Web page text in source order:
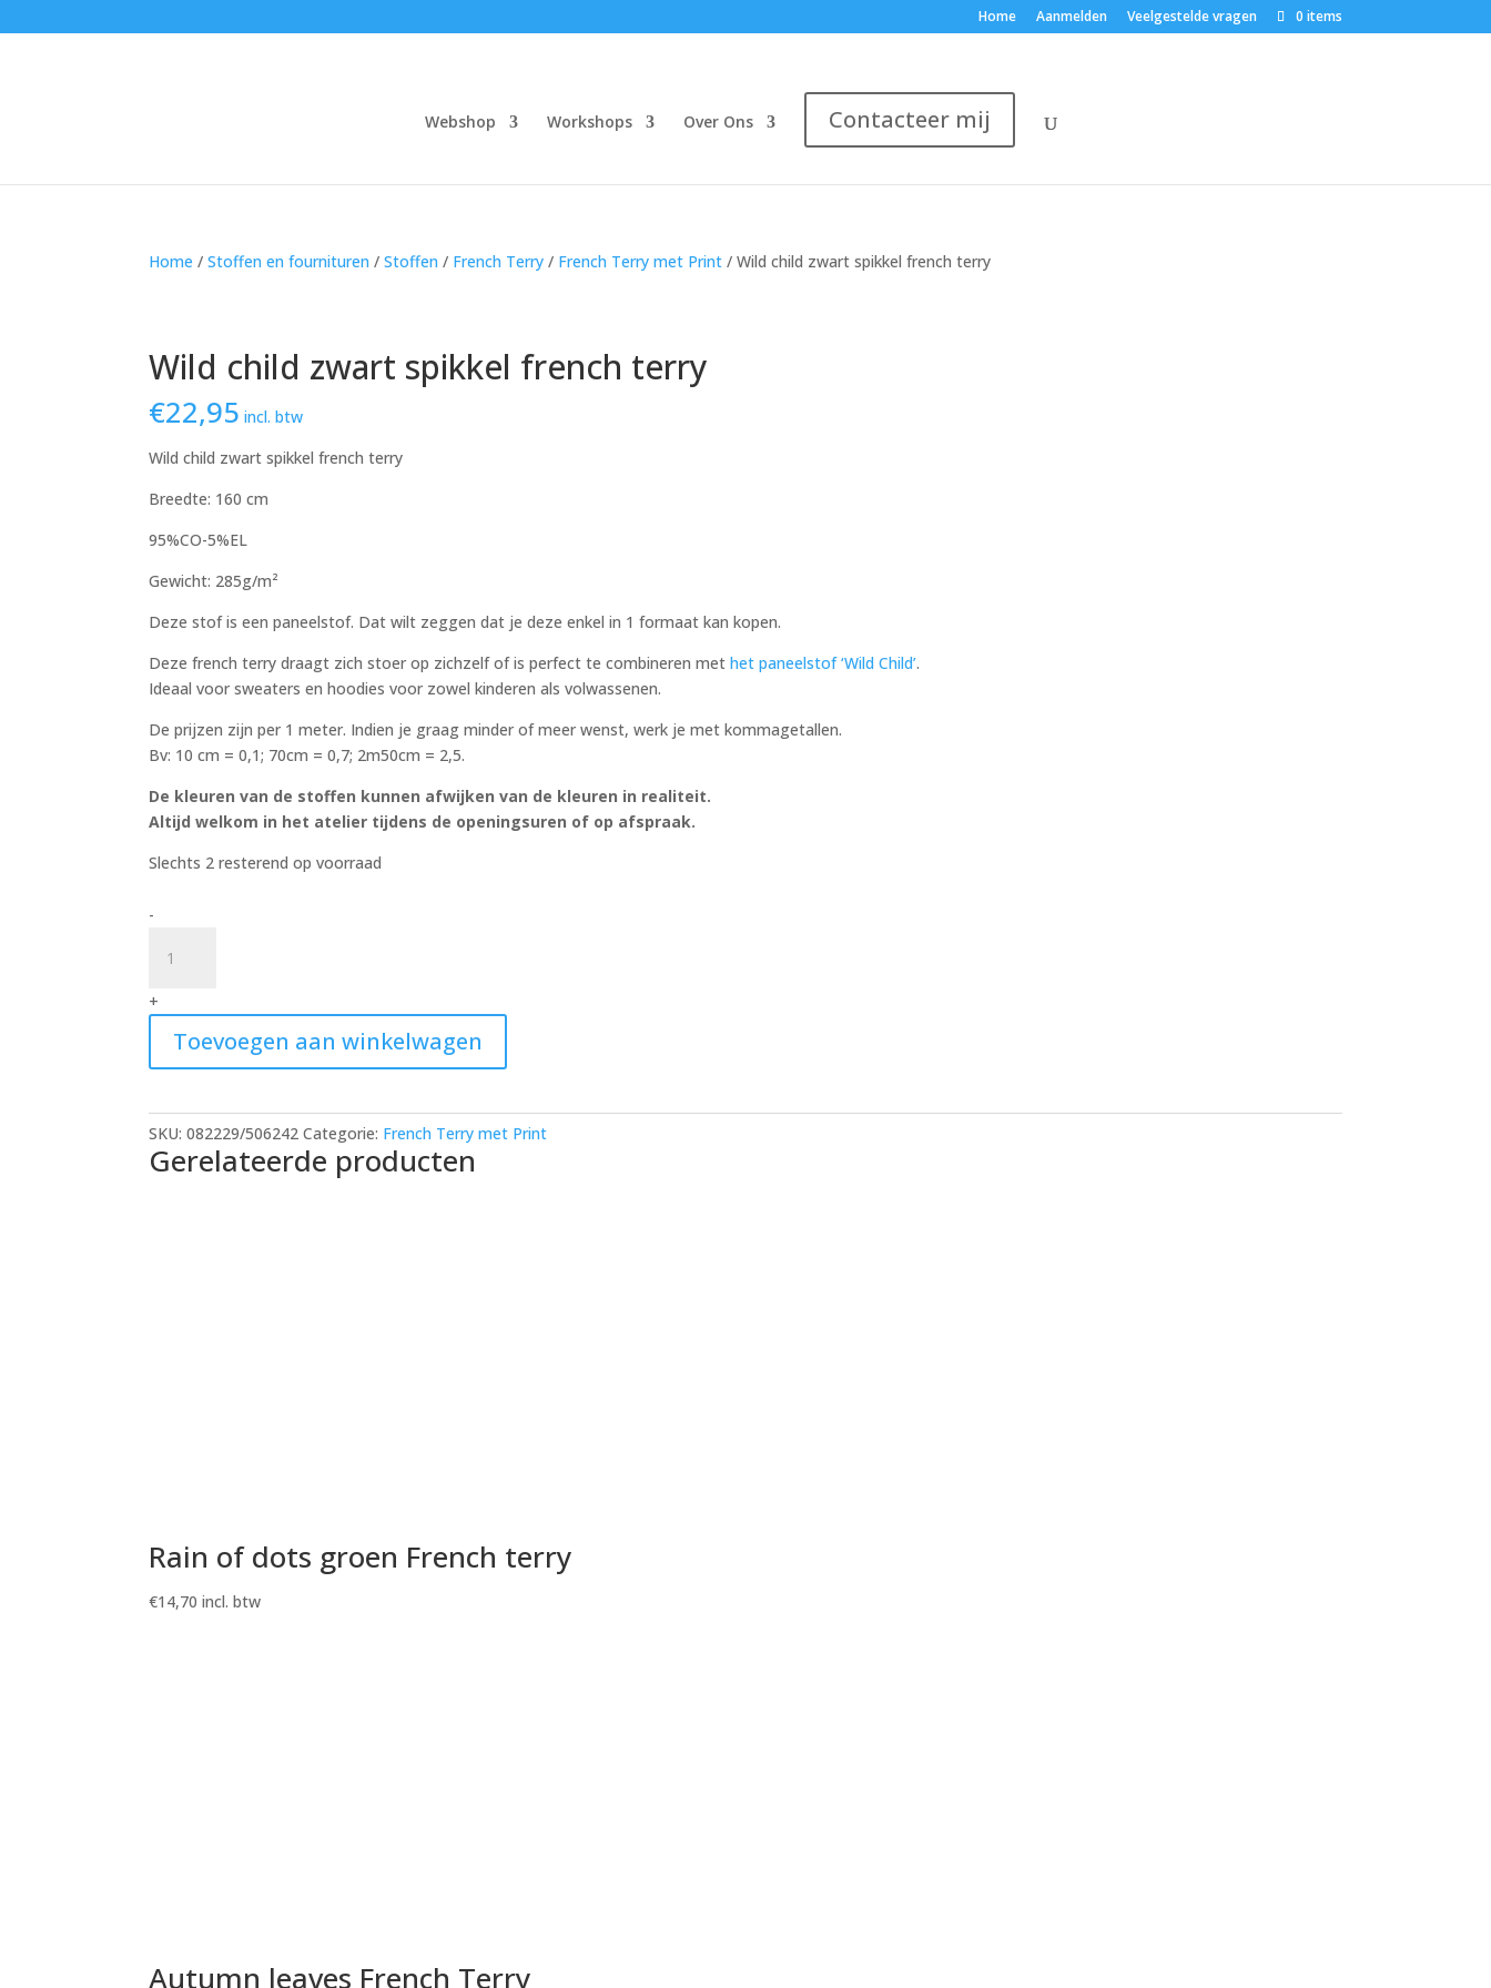
Home Aanmelden Veelgestelde vragen 0 items
Webshop Workshops Over Ons Contacteer mij
Home /Stoffen en fournituren /Stoffen / French Terry / French Terry met Print / Wild child zwart spikkel french terry
Wild child zwart spikkel french terry
€22,95 incl. btw
Wild child zwart spikkel french terry
Breedte: 160 cm
95%CO-5%EL
Gewicht: 285g/m²
Deze stof is een paneelstof. Dat wilt zeggen dat je deze enkel in 1 formaat kan kopen.
Deze french terry draagt zich stoer op zichzelf of is perfect te combineren methet paneelstof ‘Wild Child’.
Ideaal voor sweaters en hoodies voor zowel kinderen als volwassenen.
De prijzen zijn per 1 meter. Indien je graag minder of meer wenst, werk je met kommagetallen.
Bv: 10 cm = 0,1; 70cm = 0,7; 2m50cm = 2,5.
De kleuren van de stoffen kunnen afwijken van de kleuren in realiteit.
Altijd welkom in het atelier tijdens de openingsuren of op afspraak.
Slechts 2 resterend op voorraad
Wild
zwart
french
terry
quantity
-
+
Toevoegen aan winkelwagen
SKU:082229/506242 Categorie: French Terry met Print
Gerelateerde producten
Rain of dots groen French terry
€14,70 incl. btw
Autumn leaves French Terry